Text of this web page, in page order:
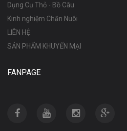
Dụng Cụ Thỏ - Bồ Câu
Kinh nghiệm Chăn Nuôi
LIÊN HỆ
SẢN PHẨM KHUYẾN MẠI
FANPAGE